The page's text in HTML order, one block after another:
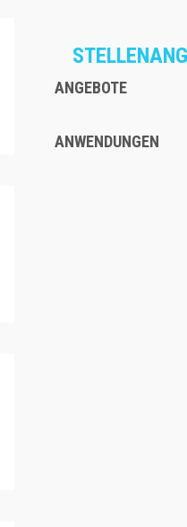
ANGEBOTE
ANWENDUNGEN